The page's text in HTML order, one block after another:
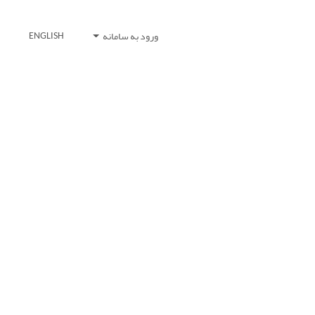
ورود به سامانه ENGLISH